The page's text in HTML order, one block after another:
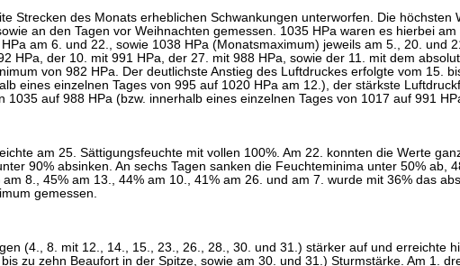
Strecken des Monats erheblichen Schwankungen unterworfen. Die höchsten
an den Tagen vor Weihnachten gemessen. 1035 HPa waren es hierbei
am 6. und 22., sowie 1038 HPa (Monatsmaximum) jeweils am 5., 20. und
HPa, der 10. mit 991 HPa, der 27. mit 988 HPa, sowie der 11. mit dem
von 982 HPa. Der deutlichste Anstieg des Luftdruckes erfolgte vom 15.
eines einzelnen Tages von 995 auf 1020 HPa am 12.), der stärkste
1035 auf 988 HPa (bzw. innerhalb eines einzelnen Tages von 1017 auf 991
am 25. Sättigungsfeuchte mit vollen 100%. Am 22. konnten die Werte
90% absinken. An sechs Tagen sanken die Feuchteminima unter 50% ab,
8., 45% am 13., 44% am 10., 41% am 26. und am 7. wurde mit 36% das
gemessen.
(4., 8. mit 12., 14., 15., 23., 26., 28., 30. und 31.) stärker auf und erreichte
zu zehn Beaufort in der Spitze, sowie am 30. und 31.) Sturmstärke. Am 1.